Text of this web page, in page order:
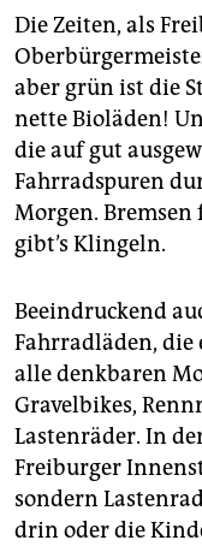
sport
berlin
nord
wahrheit
verlag
veranstaltungen
shop
fragen & hilfe
unterstützen
abo
Die Zeiten, als
aber grün ist die
nette Bioläden!
die auf gut
Fahrradspuren
Morgen. Bremsen
gibt’s Klingeln.
Beeindruckend
Fahrradläden, die
alle denkbaren
Gravelbikes,
Lastenräder. In
Freiburger
sondern
drin oder die